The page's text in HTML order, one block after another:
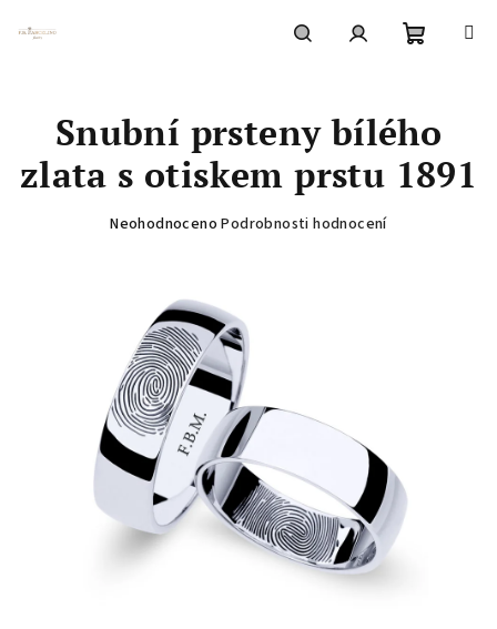
košík
Snubní prsteny bílého
zlata s otiskem prstu 1891
Průměrné
hvězdiček.
Neohodnoceno Podrobnosti hodnocení